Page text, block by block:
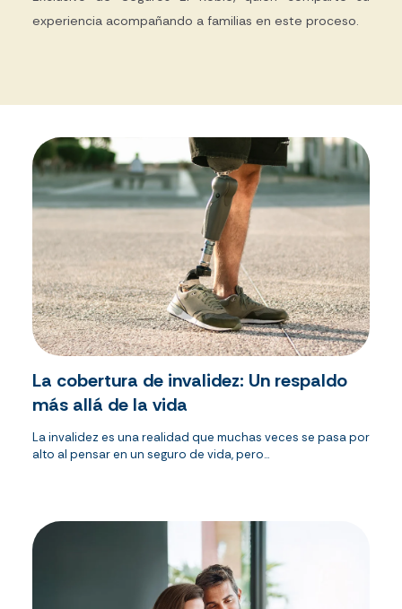
experiencia acompañando a familias en este proceso.
La cobertura de invalidez: Un respaldo
más allá de la vida
La invalidez es una realidad que muchas veces se pasa por
alto al pensar en un seguro de vida, pero...